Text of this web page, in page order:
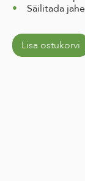
Säilitada
Lisa ostukorvi